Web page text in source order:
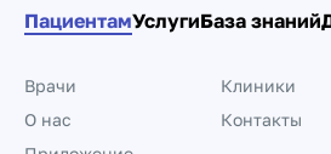
ПациентамУслугиБаза знаний
Врачи
Клиники
О нас
Контакты